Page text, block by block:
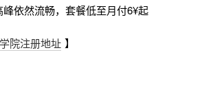
依然流畅，套餐低至月付6¥起
院注册地址 】